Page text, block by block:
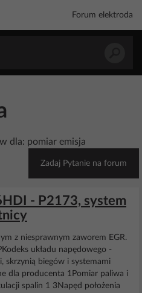
Forum elektroda
dla: pomiar emisja
Zadaj Pytanie na forum
- P2173, system
z niesprawnym zaworem EGR.
układu napędowego -
skrzynią biegów i systemami
dla producenta 1Pomiar paliwa i
spalin 1 3Napęd położenia